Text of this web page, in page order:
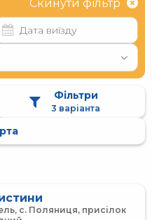
Скинути фільтр
Фільтри
3 варіанта
с. Поляниця, присілок